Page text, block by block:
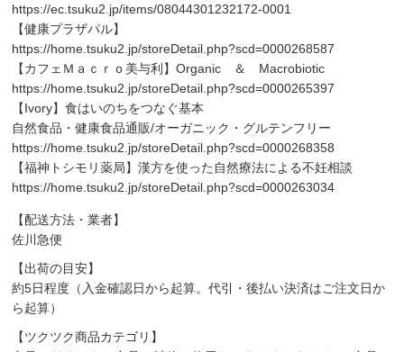
https://ec.tsuku2.jp/items/08044301232172-0001
【健康プラザパル】
https://home.tsuku2.jp/storeDetail.php?scd=0000268587
【カフェＭａｃｒｏ美与利】Organic ＆ Macrobiotic
https://home.tsuku2.jp/storeDetail.php?scd=0000265397
【Ivory】食はいのちをつなぐ基本
自然食品・健康食品通販/オーガニック・グルテンフリー
https://home.tsuku2.jp/storeDetail.php?scd=0000268358
【福神トシモリ薬局】漢方を使った自然療法による不妊相談
https://home.tsuku2.jp/storeDetail.php?scd=0000263034
【配送方法・業者】
佐川急便
【出荷の目安】
約5日程度（入金確認日から起算。代引・後払い決済はご注文日か
ら起算）
【ツクツク商品カテゴリ】